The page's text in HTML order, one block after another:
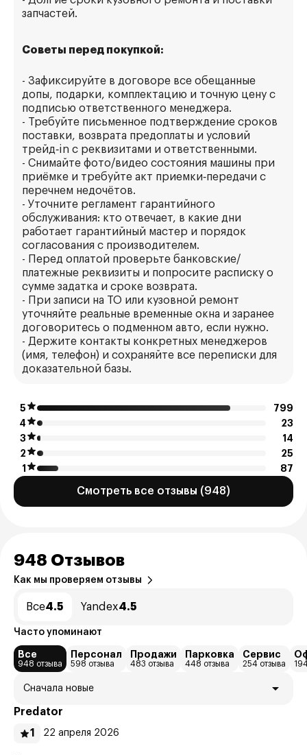
запчастей.
Советы перед покупкой:
- Зафиксируйте в договоре все обещанные
допы, подарки, комплектацию и точную цену с
подписью ответственного менеджера.
- Требуйте письменное подтверждение сроков
поставки, возврата предоплаты и условий
трейд‑in с реквизитами и ответственными.
- Снимайте фото/видео состояния машины при
приёмке и требуйте акт приемки‑передачи с
перечнем недочётов.
- Уточните регламент гарантийного
обслуживания: кто отвечает, в какие дни
работает гарантийный мастер и порядок
согласования с производителем.
- Перед оплатой проверьте банковские/
платежные реквизиты и попросите расписку о
сумме задатка и сроке возврата.
- При записи на ТО или кузовной ремонт
уточняйте реальные временные окна и заранее
договоритесь о подменном авто, если нужно.
- Держите контакты конкретных менеджеров
(имя, телефон) и сохраняйте все переписки для
доказательной базы.
5
799
4
23
3
14
2
25
1
87
Смотреть все отзывы (948)
948 Отзывов
Как мы проверяем отзывы
Все4.5 Yandex4.5
Часто упоминают
Все
948 отзыва
Персонал
598 отзыва
Продажи
483 отзыва
Парковка
448 отзыва
Сервис
254 отзыва
Сначала новые
Predator
1
22 апреля 2026